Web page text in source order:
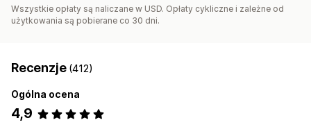
Wszystkie opłaty są naliczane w USD. Opłaty cykliczne i zależne od
użytkowania są pobierane co 30 dni.
Recenzje (412)
Ogólna ocena
4,9